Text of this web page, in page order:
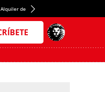
Alquiler de habitaciones en España